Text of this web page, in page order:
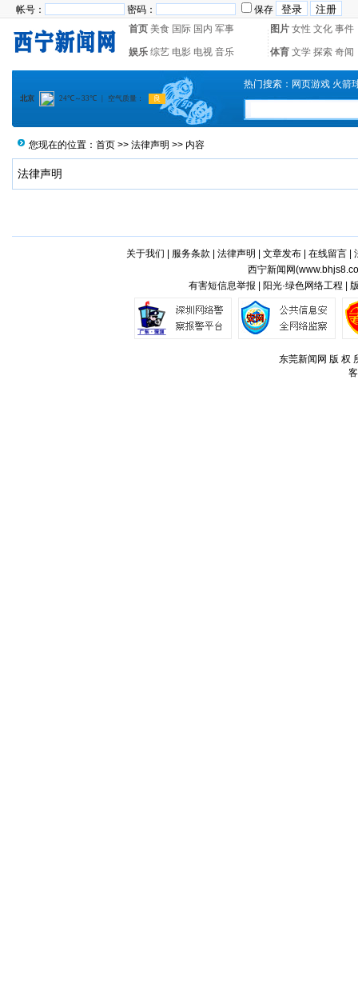
帐号： 密码：
保存
首页 美食 国际 国内 军事 图片 女性 文化 事件
娱乐 综艺 电影 电视 音乐 体育 文学 探索 奇闻
热门搜索： 网页游戏 火箭
您现在的位置： 首页 >> 法律声明 >> 内容
法律声明
关于我们 服务条款 法律声明 文章发布| 在线留言|
西宁新闻网(
有害短信息举报 | 阳光·绿色网络工程 |
东莞新闻网 版 权